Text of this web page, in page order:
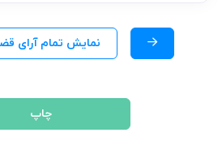
نمایش تمام آرای
چاپ